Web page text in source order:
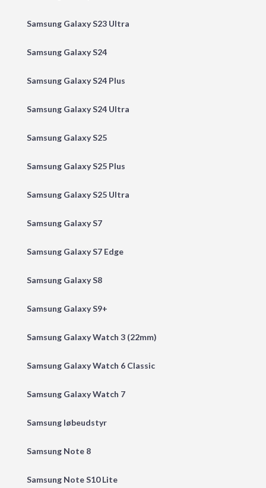
Samsung Galaxy S23 Ultra
Samsung Galaxy S24
Samsung Galaxy S24 Plus
Samsung Galaxy S24 Ultra
Samsung Galaxy S25
Samsung Galaxy S25 Plus
Samsung Galaxy S25 Ultra
Samsung Galaxy S7
Samsung Galaxy S7 Edge
Samsung Galaxy S8
Samsung Galaxy S9+
Samsung Galaxy Watch 3 (22mm)
Samsung Galaxy Watch 6 Classic
Samsung Galaxy Watch 7
Samsung løbeudstyr
Samsung Note 8
Samsung Note S10 Lite